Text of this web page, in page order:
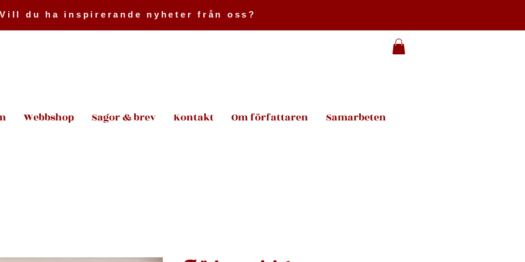
Vill du ha inspirerande nyheter från oss?
Webbshop Sagor & brev Kontakt Om författaren Samarbeten